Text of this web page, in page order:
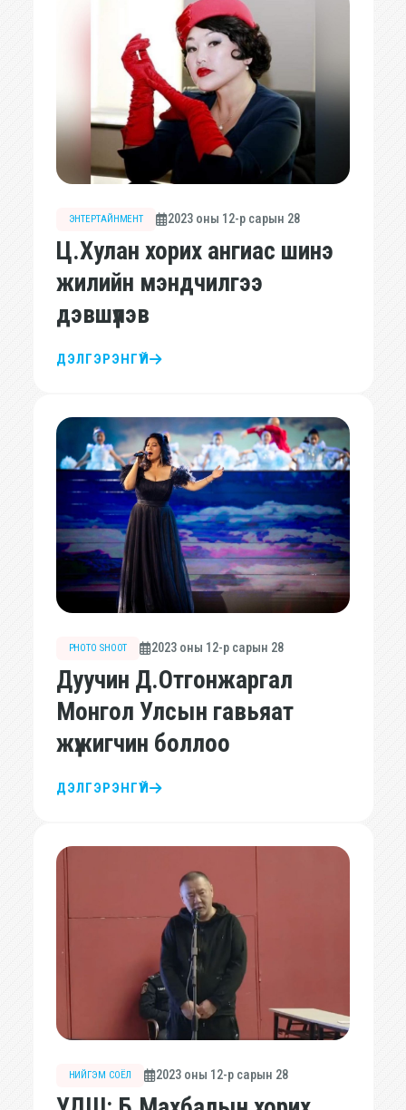
ЭНТЕРТАЙНМЕНТ 2023 оны 12-р сарын 28
Ц.Хулан хорих ангиас шинэ
жилийн мэндчилгээ
дэвшүүлэв
ДЭЛГЭРЭНГҮЙ
PHOTO SHOOT 2023 оны 12-р сарын 28
Дуучин Д.Отгонжаргал
Монгол Улсын гавьяат
жүжигчин боллоо
ДЭЛГЭРЭНГҮЙ
НИЙГЭМ СОЁЛ 2023 оны 12-р сарын 28